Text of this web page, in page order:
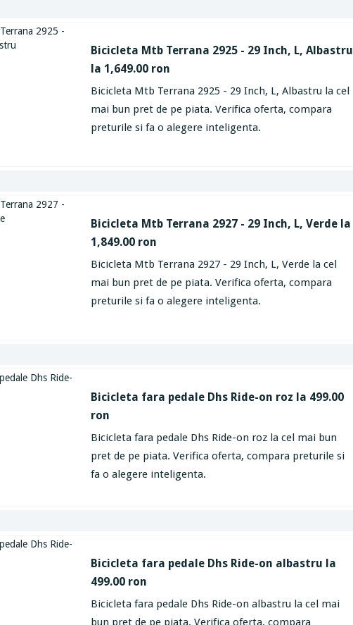
Bicicleta Mtb Terrana 2925 - 29 Inch, L, Albastru
la 1,649.00 ron
Bicicleta Mtb Terrana 2925 - 29 Inch, L, Albastru la cel
mai bun pret de pe piata. Verifica oferta, compara
preturile si fa o alegere inteligenta.
Bicicleta Mtb Terrana 2927 - 29 Inch, L, Verde la
1,849.00 ron
Bicicleta Mtb Terrana 2927 - 29 Inch, L, Verde la cel
mai bun pret de pe piata. Verifica oferta, compara
preturile si fa o alegere inteligenta.
Bicicleta fara pedale Dhs Ride-on roz la 499.00
ron
Bicicleta fara pedale Dhs Ride-on roz la cel mai bun
pret de pe piata. Verifica oferta, compara preturile si
fa o alegere inteligenta.
Bicicleta fara pedale Dhs Ride-on albastru la
499.00 ron
Bicicleta fara pedale Dhs Ride-on albastru la cel mai
bun pret de pe piata. Verifica oferta, compara